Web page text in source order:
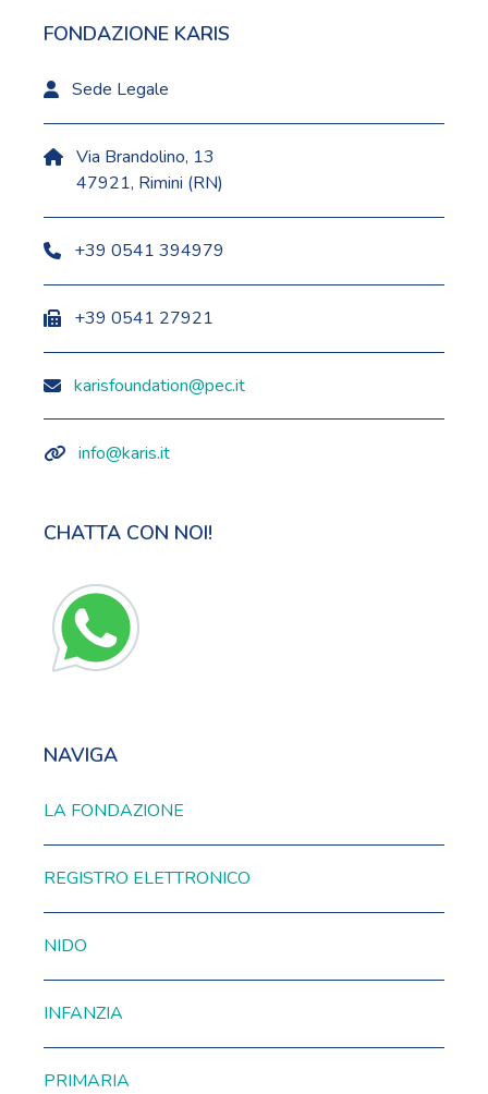
FONDAZIONE KARIS
Sede Legale
Via Brandolino, 13
47921, Rimini (RN)
+39 0541 394979
+39 0541 27921
karisfoundation@pec.it
info@karis.it
CHATTA CON NOI!
NAVIGA
LA FONDAZIONE
REGISTRO ELETTRONICO
NIDO
INFANZIA
PRIMARIA